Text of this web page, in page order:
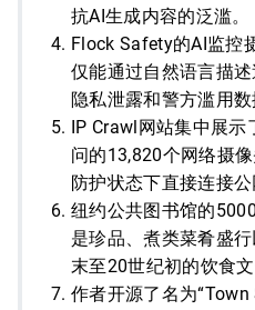
抗AI生成内容的泛滥。
Flock Safety的AI监控
仅能通过自然语言描
隐私泄露和警方滥用数
IP Crawl网站集中展
问的13,820个网络摄
防护状态下直接连接公
纽约公共图书馆的
是珍品、煮类菜肴盛
末至20世纪初的饮食文
作者开源了名为